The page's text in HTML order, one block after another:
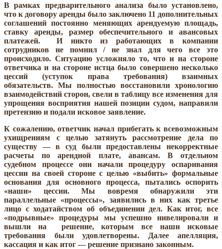
В рамках предварительного анализа было установлено,
что к договору аренды было заключено 11 дополнительных
соглашений постоянно меняющих арендуемую площадь,
ставку аренды, размер обеспечительного и авансовых
платежей. И никто из работающих в компании
сотрудников не помнил / не знал для чего все это
происходило. Ситуацию усложняло то, что и на стороне
ответчика и на стороне истца было совершено несколько
цессий (уступок права требования) взаимных
обязательств. Мы полностью восстановили хронологию
взаимодействий сторон, свели в таблицу все изменения для
упрощения восприятия нашей позиции судом, направили
претензию и подали исковое заявление.
К сожалению, ответчик начал прибегать к всевозможным
ухищрениям с целью затянуть рассмотрение дела по
существу — в суд были предоставлены некорректные
расчеты по арендной плате, авансам. В отдельном
судебном процессе они начали процедуру оспаривания
цессии на своей стороне с целью «выбить» формальные
основания для основного процесса, пытались оспорить
«наши» цессии. Мы вовремя обнаружили эти
параллельные «процессы», заявились в них как третье
лицо с ходатайством об объединении дел. Как итог, все
«подрывные» процедуры мы успешно нивелировали и
вышли на решение, которым все наши исковые
требования были удовлетворены. Далее апелляция,
кассация и как итог — решение признано законным.